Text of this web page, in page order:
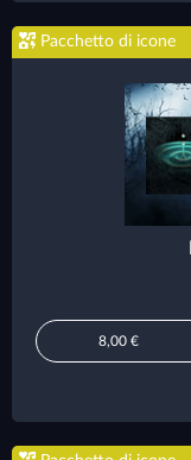
Pacchetto di icone
8,00 €